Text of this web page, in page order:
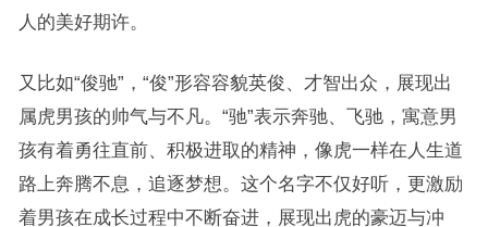
人的美好期许。
又比如“俊驰”，“俊”形容容貌英俊、才智出众，展现出
属虎男孩的帅气与不凡。“驰”表示奔驰、飞驰，寓意男
孩有着勇往直前、积极进取的精神，像虎一样在人生道
路上奔腾不息，追逐梦想。这个名字不仅好听，更激励
着男孩在成长过程中不断奋进，展现出虎的豪迈与冲